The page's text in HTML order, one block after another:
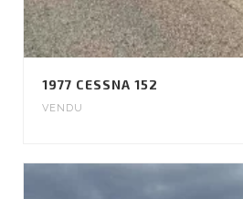
1977 CESSNA 152
VENDU